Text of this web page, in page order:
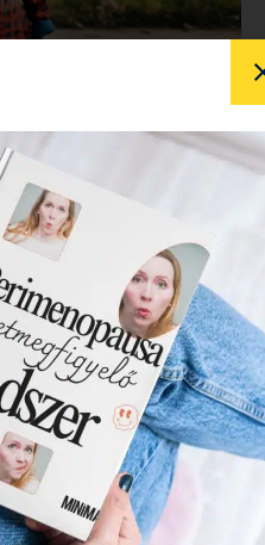
reggeleken, mégis jó
a kedvünket, nem igaz?
anyaként helytállni, hiszen
réteget kell
elindulnánk vele a
ilyenkor is kell! De mit
jól öltöztetni a gyermeket.